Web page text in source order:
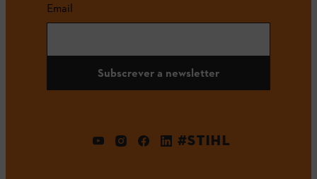
Email
Subscrever a newsletter
#STIHL